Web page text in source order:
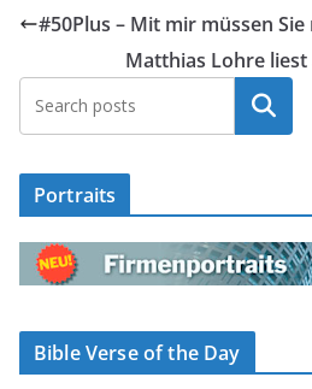
#50Plus – Mit mir müssen
Matthias Lohre liest
Suchen
Portraits
Bible Verse of the Day